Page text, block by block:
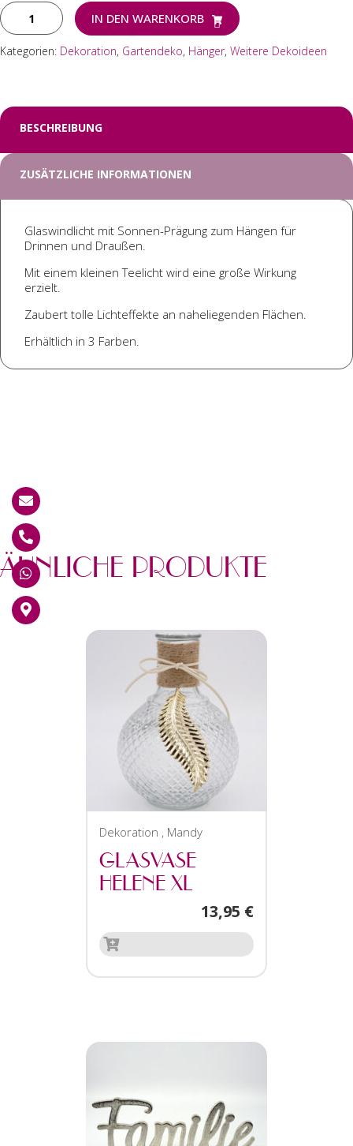
Stehwindlicht
Hängewindlicht
Sunshine
türkis
IN DEN WARENKORB
Kategorien: Dekoration, Gartendeko, Hänger, Weitere Dekoideen
BESCHREIBUNG
ZUSÄTZLICHE INFORMATIONEN
Glaswindlicht mit Sonnen-Prägung zum Hängen für
Drinnen und Draußen.
Mit einem kleinen Teelicht wird eine große Wirkung
erzielt.
Zaubert tolle Lichteffekte an naheliegenden Flächen.
Erhältlich in 3 Farben.
ÄHNLICHE PRODUKTE
Dekoration , Mandy
GLASVASE
HELENE XL
13,95 €